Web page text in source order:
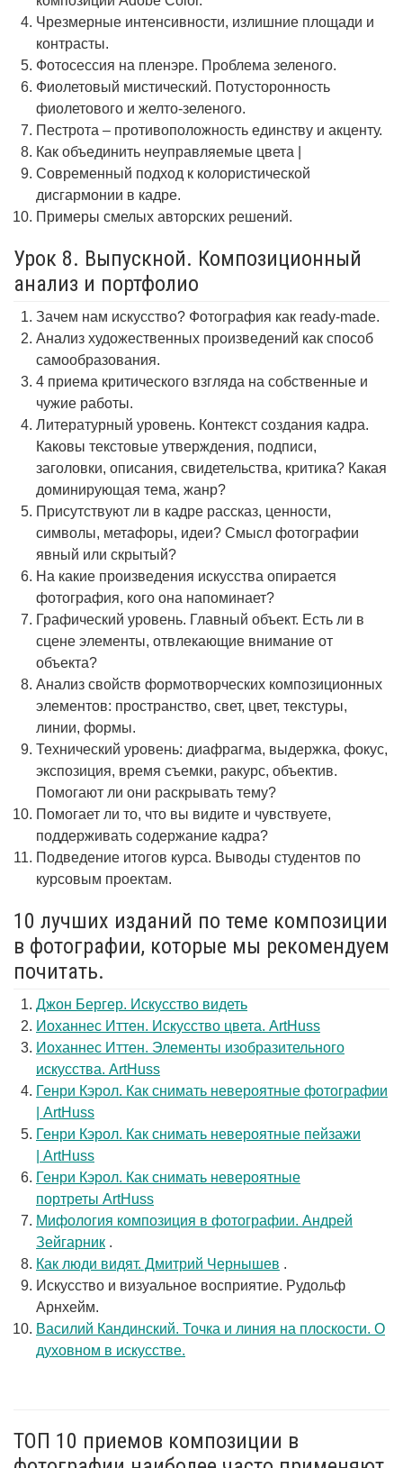
Чрезмерные интенсивности, излишние площади и
контрасты.
Фотосессия на пленэре. Проблема зеленого.
Фиолетовый мистический. Потусторонность
фиолетового и желто-зеленого.
Пестрота – противоположность единству и акценту.
Как объединить неуправляемые цвета |
Современный подход к колористической
дисгармонии в кадре.
Примеры смелых авторских решений.
Урок 8. Выпускной. Композиционный
анализ и портфолио
Зачем нам искусство? Фотография как ready-made.
Анализ художественных произведений как способ
самообразования.
4 приема критического взгляда на собственные и
чужие работы.
Литературный уровень. Контекст создания кадра.
Каковы текстовые утверждения, подписи,
заголовки, описания, свидетельства, критика? Какая
доминирующая тема, жанр?
Присутствуют ли в кадре рассказ, ценности,
символы, метафоры, идеи? Смысл фотографии
явный или скрытый?
На какие произведения искусства опирается
фотография, кого она напоминает?
Графический уровень. Главный объект. Есть ли в
сцене элементы, отвлекающие внимание от
объекта?
Анализ свойств формотворческих композиционных
элементов: пространство, свет, цвет, текстуры,
линии, формы.
Технический уровень: диафрагма, выдержка, фокус,
экспозиция, время съемки, ракурс, объектив.
Помогают ли они раскрывать тему?
Помогает ли то, что вы видите и чувствуете,
поддерживать содержание кадра?
Подведение итогов курса. Выводы студентов по
курсовым проектам.
10 лучших изданий по теме композиции
в фотографии, которые мы рекомендуем
почитать.
Джон Бергер. Искусство видеть
Иоханнес Иттен. Искусство цвета. ArtHuss
Иоханнес Иттен. Элементы изобразительного
искусства. ArtHuss
Генри Кэрол. Как снимать невероятные фотографии
| ArtHuss
Генри Кэрол. Как снимать невероятные пейзажи
| ArtHuss
Генри Кэрол. Как снимать невероятные
портреты ArtHuss
Мифология композиция в фотографии. Андрей
Зейгарник .
Как люди видят. Дмитрий Чернышев .
Искусство и визуальное восприятие. Рудольф
Арнхейм.
Василий Кандинский. Точка и линия на плоскости. О
духовном в искусстве.
ТОП 10 приемов композиции в